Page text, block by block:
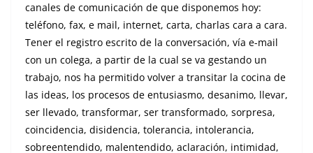
canales de comunicación de que disponemos hoy:
teléfono, fax, e mail, internet, carta, charlas cara a cara.
Tener el registro escrito de la conversación, vía e-mail
con un colega, a partir de la cual se va gestando un
trabajo, nos ha permitido volver a transitar la cocina de
las ideas, los procesos de entusiasmo, desanimo, llevar,
ser llevado, transformar, ser transformado, sorpresa,
coincidencia, disidencia, tolerancia, intolerancia,
sobreentendido, malentendido, aclaración, intimidad,